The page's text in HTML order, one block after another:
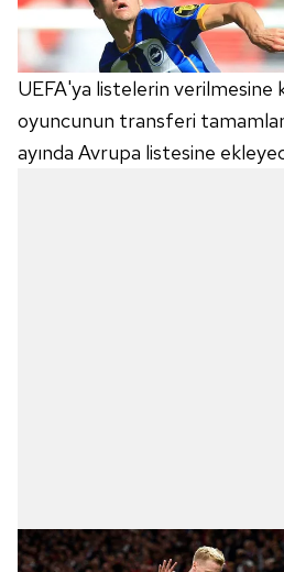
UEFA'ya listelerin verilmesine
oyuncunun transferi
ayında Avrupa listesine